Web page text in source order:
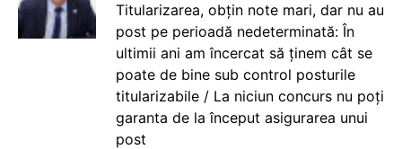
Titularizarea, obțin note mari, dar nu au
post pe perioadă nedeterminată: În
ultimii ani am încercat să ținem cât se
poate de bine sub control posturile
titularizabile / La niciun concurs nu poți
garanta de la început asigurarea unui
post